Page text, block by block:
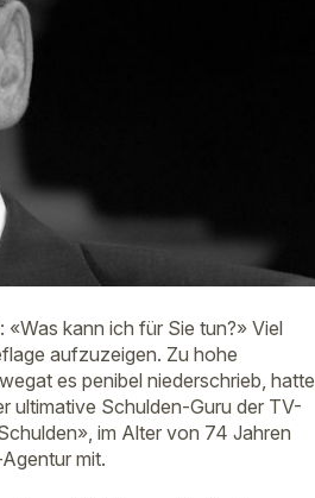
kann ich für Sie tun?» Viel
aufzuzeigen. Zu hohe
es penibel niederschrieb, hatte
ultimative Schulden-Guru der TV-
im Alter von 74 Jahren
mit.